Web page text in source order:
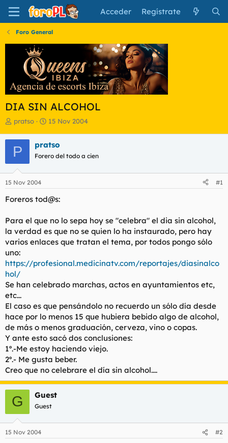
Acceder Regístrate
Foro General
DIA SIN ALCOHOL
I
i
c
i
a
d
o
d
l
t
e
a
pratso
F
h
a
e
i
o
15 Nov 2004
P pratso
Forero del todo a cien
15 Nov 2004 #1
Foreros tod@s:
Para el que no lo sepa hoy se "celebra" el dia sin alcohol,
la verdad es que no se quien lo ha instaurado, pero hay
varios enlaces que tratan el tema, por todos pongo sólo
uno:
https://profesional.medicinatv.com/reportajes/diasinalco
hol/
Se han celebrado marchas, actos en ayuntamientos etc,
etc...
El caso es que pensándolo no recuerdo un sólo día desde
hace por lo menos 15 que hubiera bebido algo de alcohol,
de más o menos graduación, cerveza, vino o copas.
Y ante esto sacó dos conclusiones:
1º.-Me estoy haciendo viejo.
2º.- Me gusta beber.
Creo que no celebrare el día sin alcohol....
G Guest
Guest
15 Nov 2004 #2